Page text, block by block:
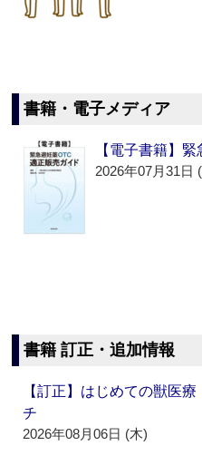
書籍・電子メディア
【電子書籍】
2026年07月31日
書籍 訂正・追加情報
【訂正】はじめての獣医
チ
2026年08月06日 (木)